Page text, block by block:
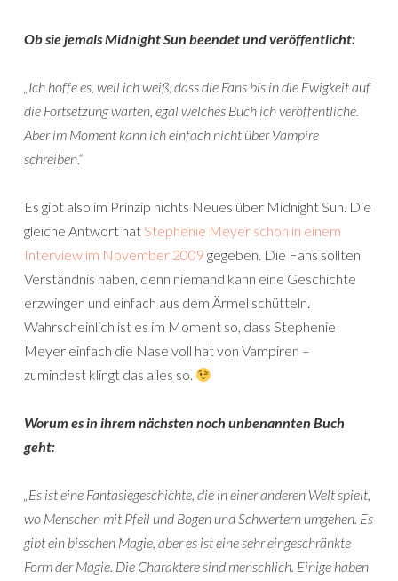
Ob sie jemals Midnight Sun beendet und veröffentlicht:
„Ich hoffe es, weil ich weiß, dass die Fans bis in die Ewigkeit auf
die Fortsetzung warten, egal welches Buch ich veröffentliche.
Aber im Moment kann ich einfach nicht über Vampire
schreiben.“
Es gibt also im Prinzip nichts Neues über Midnight Sun. Die
gleiche Antwort hatStephenie Meyer schon in einem
Interview im November 2009 gegeben. Die Fans sollten
Verständnis haben, denn niemand kann eine Geschichte
erzwingen und einfach aus dem Ärmel schütteln.
Wahrscheinlich ist es im Moment so, dass Stephenie
Meyer einfach die Nase voll hat von Vampiren –
zumindest klingt das alles so.
Worum es in ihrem nächsten noch unbenannten Buch
geht:
„Es ist eine Fantasiegeschichte, die in einer anderen Welt spielt,
wo Menschen mit Pfeil und Bogen und Schwertern umgehen. Es
gibt ein bisschen Magie, aber es ist eine sehr eingeschränkte
Form der Magie. Die Charaktere sind menschlich. Einige haben